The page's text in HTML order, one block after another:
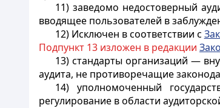
11) заведомо недостоверный
вводящее пользователей в
12) Исключен в соответствии с
Подпункт 13 изложен в редакции
13) стандарты организаций —
аудита, не противоречащие
14) уполномоченный
регулирование в области